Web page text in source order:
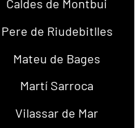
Caldes de Montbui
Pere de Riudebitlles
Mateu de Bages
Martí Sarroca
Vilassar de Mar